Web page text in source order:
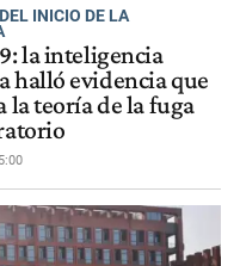
INICIO DE LA
la inteligencia
halló evidencia que
la teoría de la fuga